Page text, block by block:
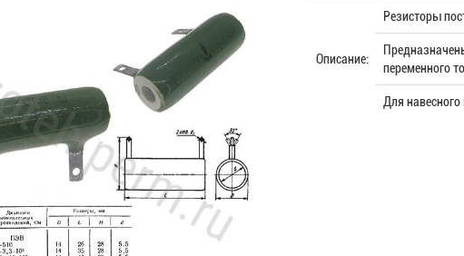
Описание:
Резисторы
переменного
Для навесного